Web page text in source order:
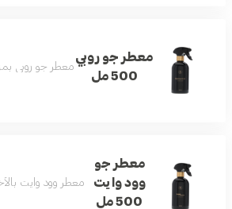
معطر جو روبي
500 مل
معطر جو روبي
معطر جو
وود وايت
500 مل
معطر وود وايت